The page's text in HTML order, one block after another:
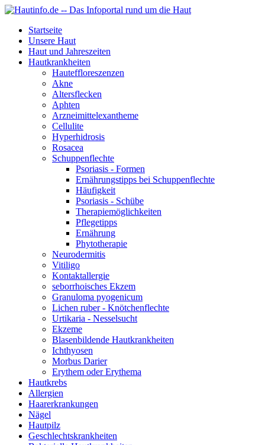
Startseite
Unsere Haut
Haut und Jahreszeiten
Hautkrankheiten
Hauteffloreszenzen
Akne
Altersflecken
Aphten
Arzneimittelexantheme
Cellulite
Hyperhidrosis
Rosacea
Schuppenflechte
Psoriasis - Formen
Ernährungstipps bei Schuppenflechte
Häufigkeit
Psoriasis - Schübe
Therapiemöglichkeiten
Pflegetipps
Ernährung
Phytotherapie
Neurodermitis
Vitiligo
Kontaktallergie
seborrhoisches Ekzem
Granuloma pyogenicum
Lichen ruber - Knötchenflechte
Urtikaria - Nesselsucht
Ekzeme
Blasenbildende Hautkrankheiten
Ichthyosen
Morbus Darier
Erythem oder Erythema
Hautkrebs
Allergien
Haarerkrankungen
Nägel
Hautpilz
Geschlechtskrankheiten